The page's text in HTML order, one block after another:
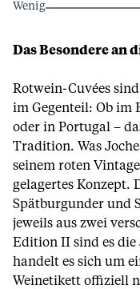
Wenig
Das Besondere an
Rotwein-Cuvées
im Gegenteil: Ob im
oder in Portugal –
Tradition. Was
seinem roten
gelagertes Konzept.
Spätburgunder und
jeweils aus zwei
Edition II sind es die
handelt es sich um
Weinetikett offiziell